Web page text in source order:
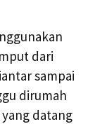
dari
sampai
dirumah
datang